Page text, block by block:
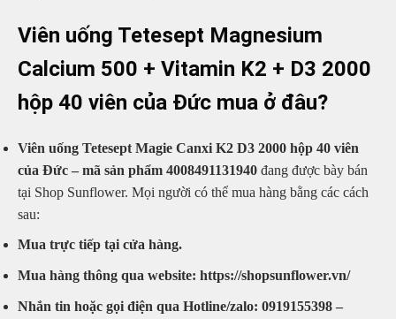
Viên uống Tetesept Magnesium
Calcium 500 + Vitamin K2 + D3 2000
hộp 40 viên của Đức mua ở đâu?
Viên uống Tetesept Magie Canxi K2 D3 2000 hộp 40 viên
của Đức – mã sản phẩm 4008491131940 đang được bày bán
tại Shop Sunflower. Mọi người có thể mua hàng bằng các cách
sau:
Mua trực tiếp tại cửa hàng.
Mua hàng thông qua website: https://shopsunflower.vn/
Nhắn tin hoặc gọi điện qua Hotline/zalo: 0919155398 –